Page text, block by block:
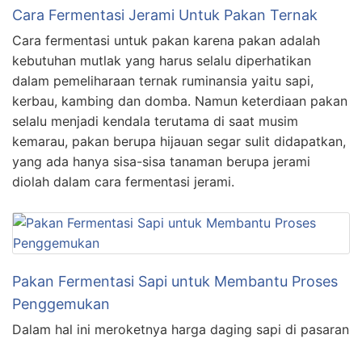
Cara Fermentasi Jerami Untuk Pakan Ternak
Cara fermentasi untuk pakan karena pakan adalah
kebutuhan mutlak yang harus selalu diperhatikan
dalam pemeliharaan ternak ruminansia yaitu sapi,
kerbau, kambing dan domba. Namun keterdiaan pakan
selalu menjadi kendala terutama di saat musim
kemarau, pakan berupa hijauan segar sulit didapatkan,
yang ada hanya sisa-sisa tanaman berupa jerami
diolah dalam cara fermentasi jerami.
Pakan Fermentasi Sapi untuk Membantu Proses
Penggemukan
Dalam hal ini meroketnya harga daging sapi di pasaran